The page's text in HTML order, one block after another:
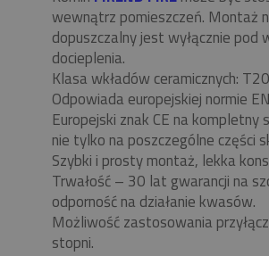
wewnątrz pomieszczeń. Montaż
dopuszczalny jest wyłącznie pod
docieplenia.
Klasa wkładów ceramicznych:
Odpowiada europejskiej normie
Europejski znak CE na kompletny
nie tylko na poszczególne części
Szybki i prosty montaż, lekka
Trwałość – 30 lat gwarancji na
odporność na działanie kwasów.
Możliwość zastosowania
stopni.